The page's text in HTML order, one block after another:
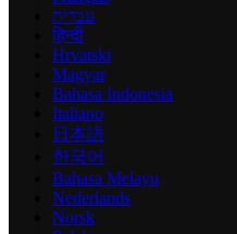
עברית
हिन्दी
Hrvatski
Magyar
Bahasa Indonesia
Italiano
日本語
한국어
Bahasa Melayu
Nederlands
Norsk